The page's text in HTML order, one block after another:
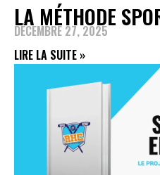
LA MÉTHODE
DÉCEMBRE 27, 2025
LIRE LA SUITE »